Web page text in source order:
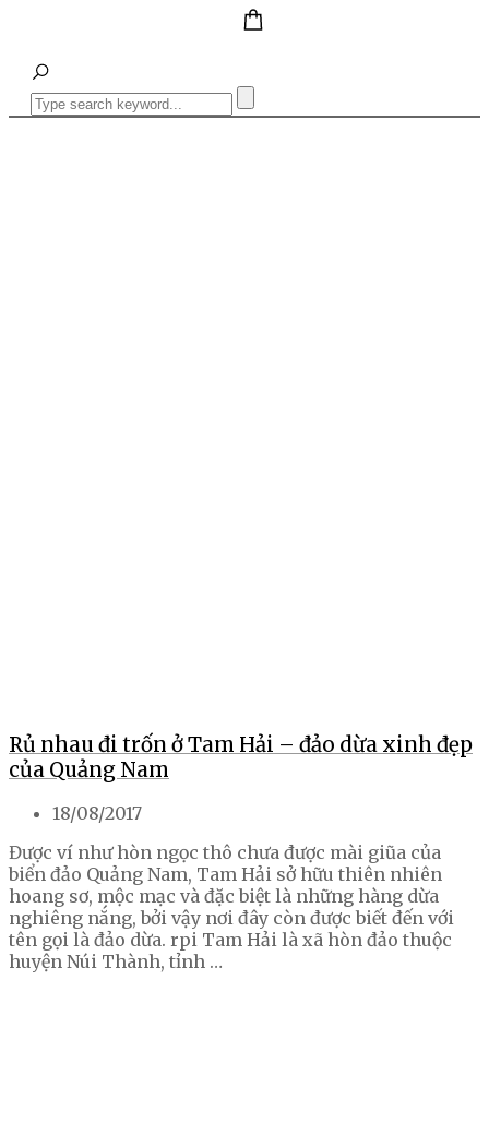
Rủ nhau đi trốn ở Tam Hải – đảo dừa xinh đẹp
của Quảng Nam
18/08/2017
Được ví như hòn ngọc thô chưa được mài giũa của
biển đảo Quảng Nam, Tam Hải sở hữu thiên nhiên
hoang sơ, mộc mạc và đặc biệt là những hàng dừa
nghiêng nắng, bởi vậy nơi đây còn được biết đến với
tên gọi là đảo dừa. rpi Tam Hải là xã hòn đảo thuộc
huyện Núi Thành, tỉnh …